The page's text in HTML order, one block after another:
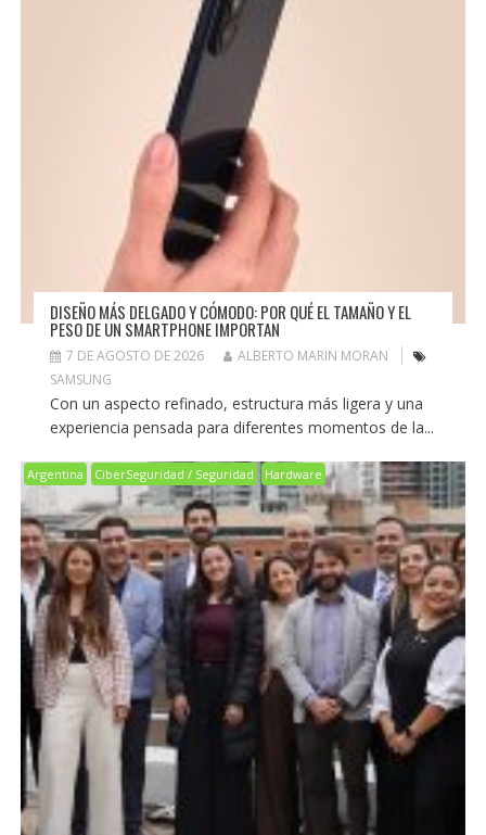
DISEÑO MÁS DELGADO Y CÓMODO: POR QUÉ EL TAMAÑO Y EL
PESO DE UN SMARTPHONE IMPORTAN
7 DE AGOSTO DE 2026
ALBERTO MARIN MORAN
SAMSUNG
Con un aspecto refinado, estructura más ligera y una
experiencia pensada para diferentes momentos de la...
Argentina CiberSeguridad / Seguridad Hardware